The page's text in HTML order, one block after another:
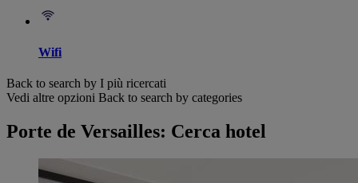
Wifi
Back to search by I più ricercati
Vedi altre opzioni Back to search by categories
Porte de Versailles: Cerca hotel